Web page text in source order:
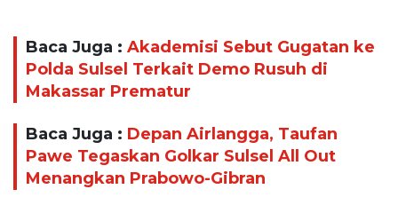
Baca Juga : Akademisi Sebut Gugatan ke
Polda Sulsel Terkait Demo Rusuh di
Makassar Prematur
Baca Juga : Depan Airlangga, Taufan
Pawe Tegaskan Golkar Sulsel All Out
Menangkan Prabowo-Gibran